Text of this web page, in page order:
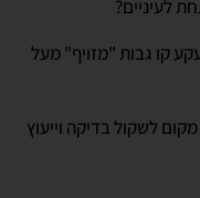
קו גבות "מזויף" מעל
לשקול בדיקה וייעוץ